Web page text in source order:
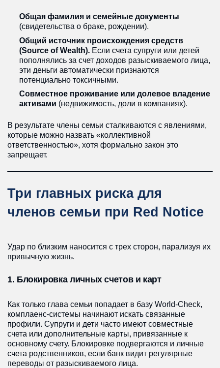
Общая фамилия и семейные документы
(свидетельства о браке, рождении).
Общий источник происхождения средств
(Source of Wealth). Если счета супруги или детей
пополнялись за счет доходов разыскиваемого лица,
эти деньги автоматически признаются
потенциально токсичными.
Совместное проживание или долевое владение
активами (недвижимость, доли в компаниях).
В результате члены семьи сталкиваются с явлениями,
которые можно назвать «коллективной
ответственностью», хотя формально закон это
запрещает.
Три главных риска для
членов семьи при Red Notice
Удар по близким наносится с трех сторон, парализуя их
привычную жизнь.
1. Блокировка личных счетов и карт
Как только глава семьи попадает в базу World-Check,
комплаенс-системы начинают искать связанные
профили. Супруги и дети часто имеют совместные
счета или дополнительные карты, привязанные к
основному счету. Блокировке подвергаются и личные
счета родственников, если банк видит регулярные
переводы от разыскиваемого лица.